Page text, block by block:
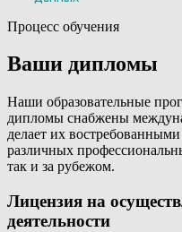
Процесс обучения
Ваши дипломы
Наши образовательные
дипломы снабжены
делает их
различных
так и за рубежом.
Лицензия на
деятельности